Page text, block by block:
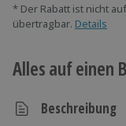
* Der Rabatt ist nicht
übertragbar. Details
Alles auf einen
Beschreibung